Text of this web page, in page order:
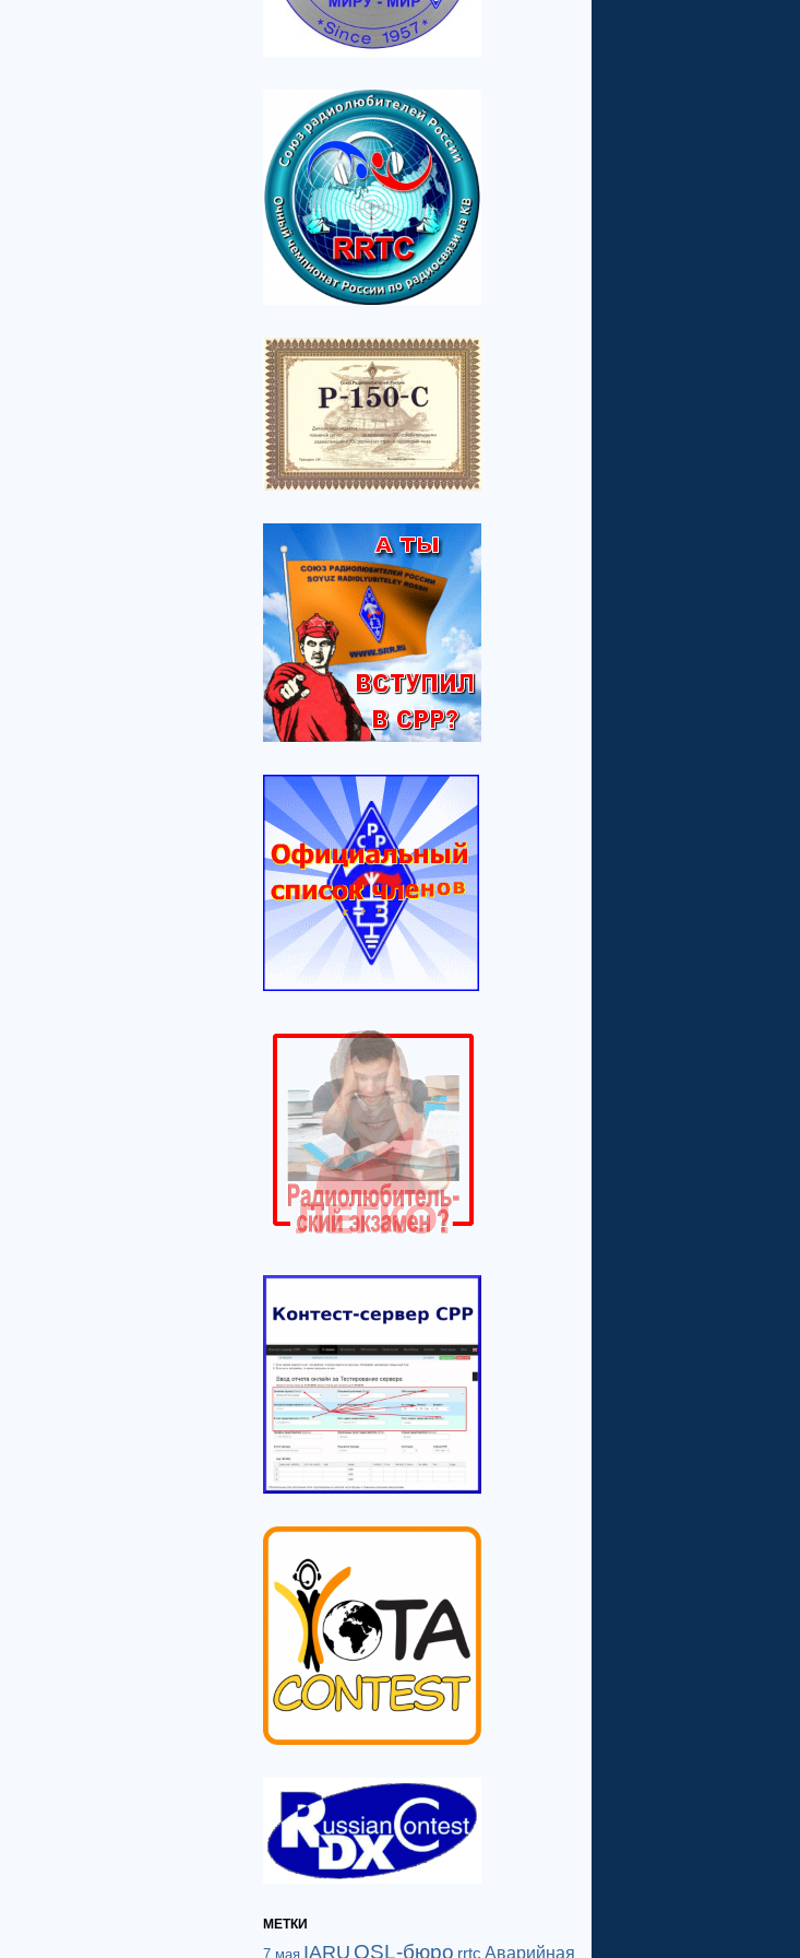
МЕТКИ
7 мая IARU QSL-бюро rrtc Аварийная